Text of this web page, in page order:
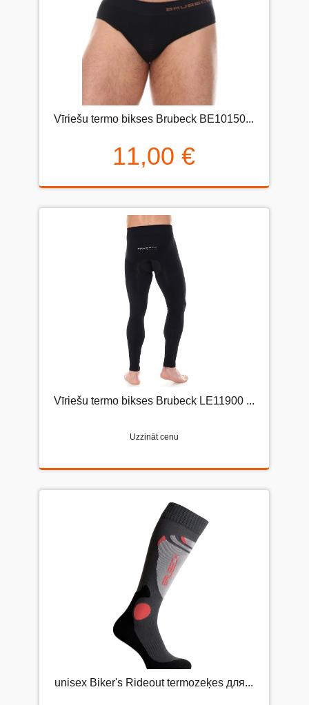
Vīriešu termo bikses Brubeck BE10150...
11,00 €
Vīriešu termo bikses Brubeck LE11900 ...
Uzzināt cenu
unisex Biker's Rideout termozeķes для...